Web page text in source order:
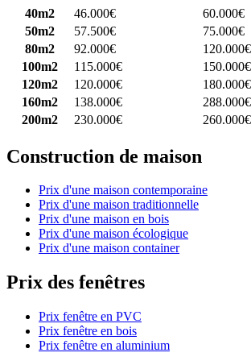
40m2
46.000€ 60.000€
50m2
57.500€ 75.000€
80m2
92.000€ 120.000€
100m2
115.000€ 150.000€
120m2
120.000€ 180.000€
160m2
138.000€ 288.000€
200m2
230.000€ 260.000€
Construction de maison
Prix d'une maison contemporaine
Prix d'une maison traditionnelle
Prix d'une maison en bois
Prix d'une maison écologique
Prix d'une maison container
Prix des fenêtres
Prix fenêtre en PVC
Prix fenêtre en bois
Prix fenêtre en aluminium